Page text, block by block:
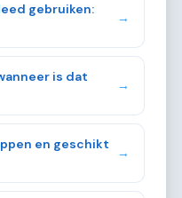
gebruiken:
→
is dat
→
en geschikt
→